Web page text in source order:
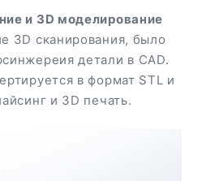
и 3D моделирование
3D сканирования, было
детали в CAD.
в формат STL и
и 3D печать.